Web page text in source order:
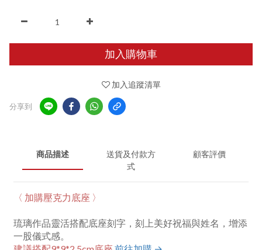
加入購物車
加入追蹤清單
分享到
商品描述
送貨及付款方
式
顧客評價
〈 加購壓克力底座 〉
琉璃作品靈活搭配底座刻字，刻上美好祝福與姓名，增添
一股儀式感。